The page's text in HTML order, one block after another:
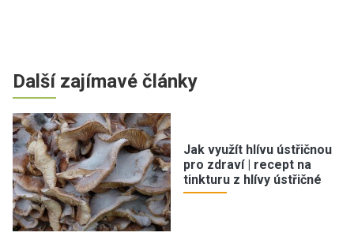
Další zajímavé články
Jak využít hlívu ústřičnou
pro zdraví | recept na
tinkturu z hlívy ústřičné